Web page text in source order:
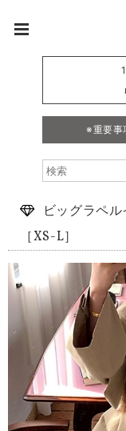
※重要事
ビッグラペ
［XS-L］